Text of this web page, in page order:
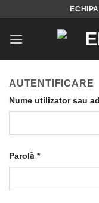
content
AUTENTIFICARE
Nume utilizator sau
Parolă *Obligatoriu